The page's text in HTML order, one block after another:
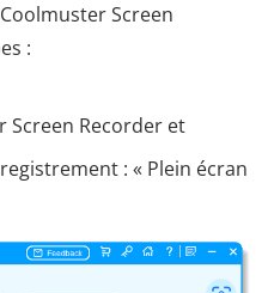
Screen
:
Screen Recorder et
: « Plein écran